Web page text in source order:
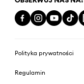
Polityka prywatności
Regulamin